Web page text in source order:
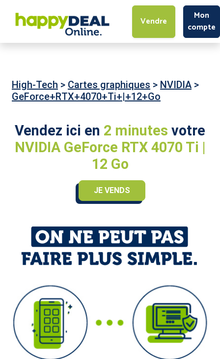
Vendre
Mon
compte
High-Tech > Cartes graphiques > NVIDIA >
GeForce+RTX+4070+Ti+|+12+Go
Vendez ici en 2 minutes votre
NVIDIA GeForce RTX 4070 Ti |
12 Go
JE VENDS